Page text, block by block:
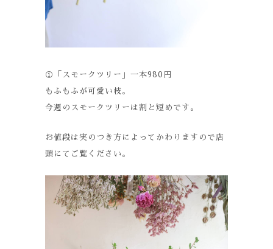
①「スモークツリー」一本980円
もふもふが可愛い枝。
今週のスモークツリーは割と短めです。
お値段は実のつき方によってかわりますので店
頭にてご覧ください。